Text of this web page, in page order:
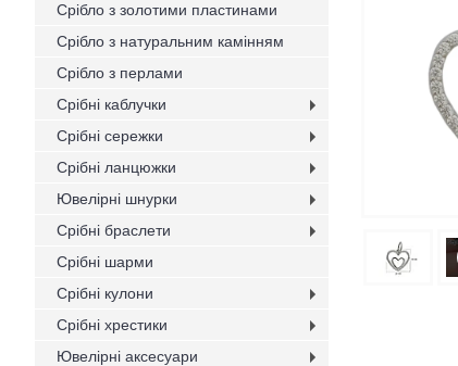
Срібло з золотими пластинами
Срібло з натуральним камінням
Срібло з перлами
Срібні каблучки
Срібні сережки
Срібні ланцюжки
Ювелірні шнурки
Срібні браслети
Срібні шарми
Срібні кулони
Срібні хрестики
Ювелірні аксесуари